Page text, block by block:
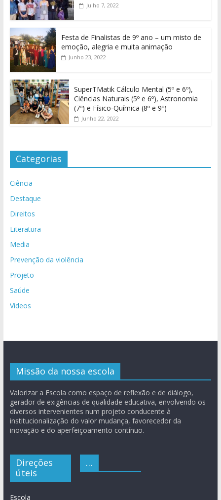
Julho 7, 2022
Festa de Finalistas de 9º ano – um misto de
emoção, alegria e muita animação
Junho 23, 2022
SuperTMatik Cálculo Mental (5º e 6º),
Ciências Naturais (5º e 6º), Astronomia
(7º) e Físico-Química (8º e 9º)
Junho 22, 2022
Categorias
Ciência
Destaque
Direitos
Literatura
Media
Prevenção da violência
Projeto
Saúde
Videos
Missão da nossa escola
Valorizar a Escola como espaço de reflexão e de diálogo,
gerador de exigências de qualidade educativa, envolvendo os
diversos intervenientes num projeto conducente à
institucionalização do valor mudança, favorecedor da
inovação e do aperfeiçoamento contínuo.
Direções
úteis
Escola
…